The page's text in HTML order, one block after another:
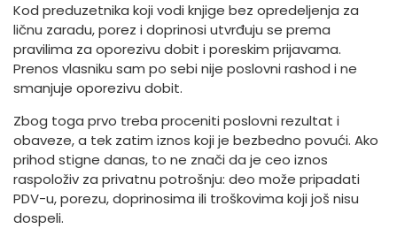
Kod preduzetnika koji vodi knjige bez opredeljenja za
ličnu zaradu, porez i doprinosi utvrđuju se prema
pravilima za oporezivu dobit i poreskim prijavama.
Prenos vlasniku sam po sebi nije poslovni rashod i ne
smanjuje oporezivu dobit.
Zbog toga prvo treba proceniti poslovni rezultat i
obaveze, a tek zatim iznos koji je bezbedno povući. Ako
prihod stigne danas, to ne znači da je ceo iznos
raspoloživ za privatnu potrošnju: deo može pripadati
PDV-u, porezu, doprinosima ili troškovima koji još nisu
dospeli.